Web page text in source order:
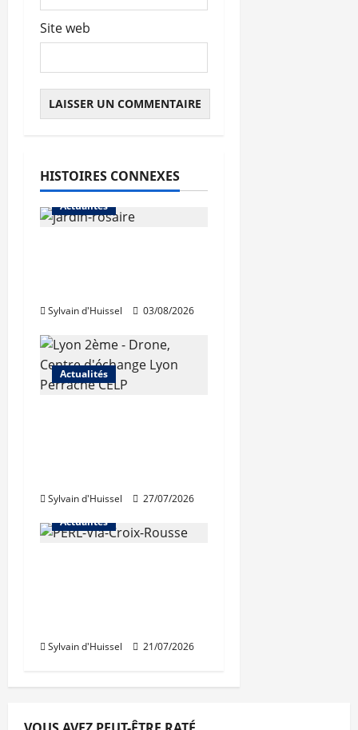
Site web
HISTOIRES CONNEXES
Actualités
Sylvain d'Huissel 03/08/2026
Actualités
Sylvain d'Huissel
27/07/2026
Actualités
Sylvain d'Huissel 21/07/2026